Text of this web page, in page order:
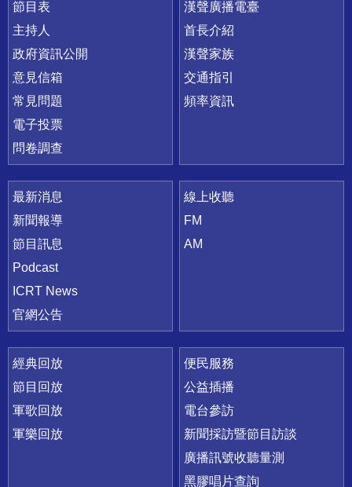
節目表
主持人
政府資訊公開
意見信箱
常見問題
電子投票
問卷調查
漢聲廣播電臺
首長介紹
漢聲家族
交通指引
頻率資訊
最新消息
新聞報導
節目訊息
Podcast
ICRT News
官網公告
線上收聽
FM
AM
經典回放
節目回放
軍歌回放
軍樂回放
便民服務
公益插播
電台參訪
新聞採訪暨節目訪談
廣播訊號收聽量測
黑膠唱片查詢